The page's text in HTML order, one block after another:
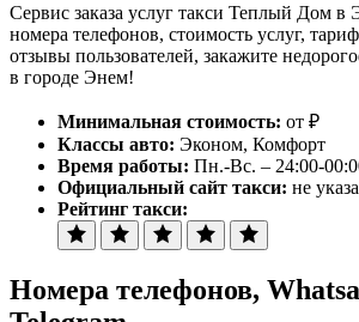
Сервис заказа услуг такси Теплый Дом в
номера телефонов, стоимость услуг,
отзывы пользователей, закажите
в городе Энем!
Минимальная стоимость: от ₽
Классы авто: Эконом, Комфорт
Время работы: Пн.-Вс. – 24:00-
Официальный сайт такси: не
Рейтинг такси:
Номера телефонов,